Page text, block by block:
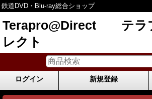
鉄道DVD・Blu-ray総合ショップ
Terapro@Direct テラ
レクト
ログイン 新規登録